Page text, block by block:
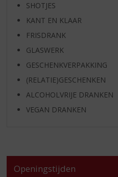
SHOTJES
KANT EN KLAAR
FRISDRANK
GLASWERK
GESCHENKVERPAKKING
(RELATIE)GESCHENKEN
ALCOHOLVRIJE DRANKEN
VEGAN DRANKEN
Openingstijden